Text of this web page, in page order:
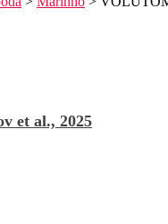
et al., 2025